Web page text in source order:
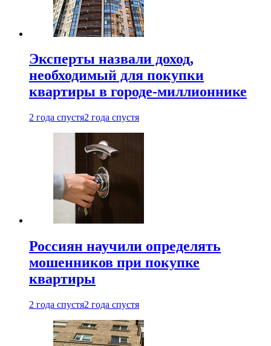
Эксперты назвали доход,
необходимый для покупки
квартиры в городе-миллионнике
2 года спустя2 года спустя
Россиян научили определять
мошенников при покупке
квартиры
2 года спустя2 года спустя